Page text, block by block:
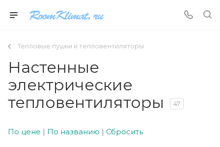
Тепловые пушки и тепловентиляторы
Настенные
электрические
тепловентиляторы
47
По цене | По названию | Сбросить